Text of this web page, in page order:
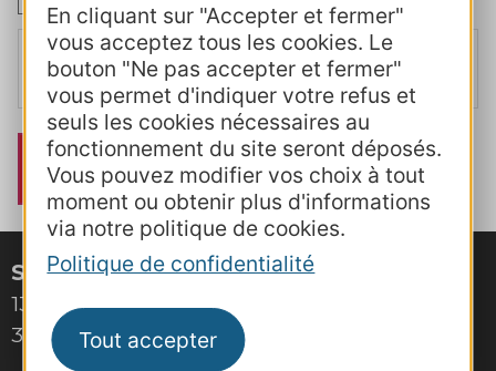
En cliquant sur "Accepter et fermer"
vous acceptez tous les cookies. Le
bouton "Ne pas accepter et fermer"
vous permet d'indiquer votre refus et
seuls les cookies nécessaires au
fonctionnement du site seront déposés.
Vous pouvez modifier vos choix à tout
moment ou obtenir plus d'informations
via notre politique de cookies.
Politique de confidentialité
Tout accepter
J’accepte la politique de confidentialitéet j'atteste avoir pris
connaissance des modalités mentionnées dans lerèglement
intérieur
Site de Montpellier
132, boulevard Pénélope
34000 Montpellier